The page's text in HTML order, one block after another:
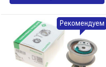
Рекомендуем